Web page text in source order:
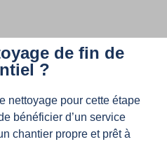
intervient pour
chantiers, pour
professionnels.
de fin de
?
nettoyage pour cette étape
bénéficier d’un service
chantier propre et prêt à